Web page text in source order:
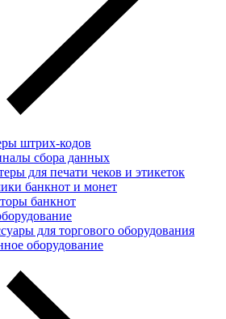
штрих-кодов
сбора данных
для печати чеков и этикеток
банкнот и монет
банкнот
для торгового оборудования
оборудование